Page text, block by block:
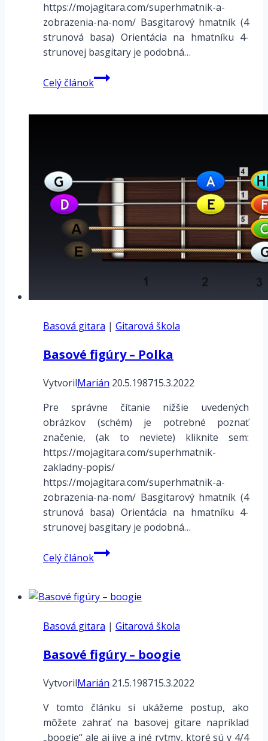
https://mojagitara.com/superhmatnik-a-
zobrazenia-na-nom/ Basgitarový hmatník (4
strunová basa) Orientácia na hmatníku 4-
strunovej basgitary je podobná…
Celý článokBasové
figúry
Basová gitara | Gitarová škola
Basové figúry – Polka
VytvorilMarián 20.5.198715.3.2022
Pre správne čítanie nižšie uvedených
obrázkov (schém) je potrebné poznať
značenie, (ak to neviete) kliknite sem:
https://mojagitara.com/superhmatnik-
zakladny-popis/
https://mojagitara.com/superhmatnik-a-
zobrazenia-na-nom/ Basgitarový hmatník (4
strunová basa) Orientácia na hmatníku 4-
strunovej basgitary je podobná…
Celý článokBasové
figúry
Polka
Basová gitara | Gitarová škola
Basové figúry – boogie
VytvorilMarián 21.5.198715.3.2022
V tomto článku si ukážeme postup, ako
môžete zahrať na basovej gitare napríklad
„boogie“ ale aj jive a iné rytmy, ktoré sú v 4/4